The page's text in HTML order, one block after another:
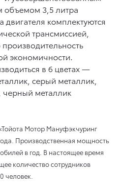
объемом 3,5 литра
комплектуются
трансмиссией,
экономичности.
в 6 цветах —
серый металлик,
металлик
Мотор Мануфэкчуринг
Производственная мощность
в год. В настоящее время
количество сотрудников
человек.